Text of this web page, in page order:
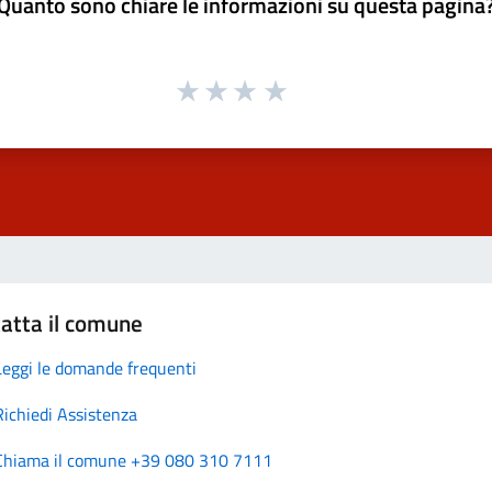
il comune
le domande frequenti
Assistenza
il comune +39 080 310 7111